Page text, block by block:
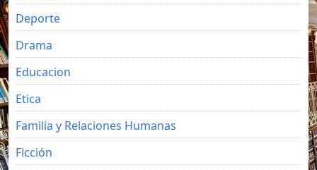
Deporte
Drama
Educacion
Etica
Familia y Relaciones Humanas
Ficción